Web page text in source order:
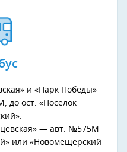
и «Парк Победы»
до ост. «Посёлок
— авт. №575М
или «Новомещерский